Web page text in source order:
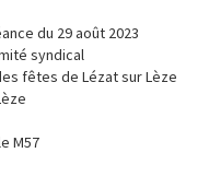
du 29 août 2023
syndical
fêtes de Lézat sur Lèze
M57